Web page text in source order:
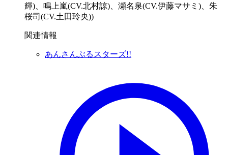
輝)、鳴上嵐(CV.北村諒)、瀬名泉(CV.伊藤マサミ)、朱
桜司(CV.土田玲央))
関連情報
あんさんぶるスターズ!!